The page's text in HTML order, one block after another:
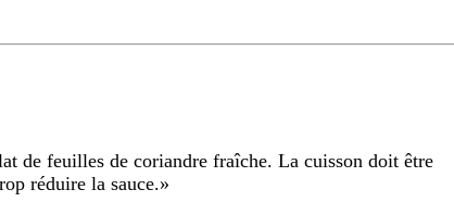
de feuilles de coriandre fraîche. La cuisson doit être
réduire la sauce.»